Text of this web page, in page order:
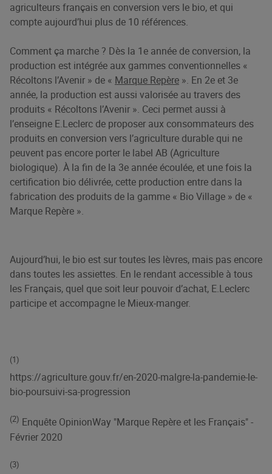
agriculteurs français en conversion vers le bio, et qui
compte aujourd’hui plus de 10 références.
Comment ça marche ? Dès la 1e année de conversion, la
production est intégrée aux gammes conventionnelles «
Récoltons l’Avenir » de « Marque Repère ». En 2e et 3e
année, la production est aussi valorisée au travers des
produits « Récoltons l’Avenir ». Ceci permet aussi à
l’enseigne E.Leclerc de proposer aux consommateurs des
produits en conversion vers l’agriculture durable qui ne
peuvent pas encore porter le label AB (Agriculture
biologique). À la fin de la 3e année écoulée, et une fois la
certification bio délivrée, cette production entre dans la
fabrication des produits de la gamme « Bio Village » de «
Marque Repère ».
Aujourd’hui, le bio est sur toutes les lèvres, mais pas encore
dans toutes les assiettes. En le rendant accessible à tous
les Français, quel que soit leur pouvoir d’achat, E.Leclerc
participe et accompagne le Mieux-manger.
(1)
https://agriculture.gouv.fr/en-2020-malgre-la-pandemie-le-
bio-poursuivi-sa-progression
(2) Enquête OpinionWay "Marque Repère et les Français" -
Février 2020
(3)